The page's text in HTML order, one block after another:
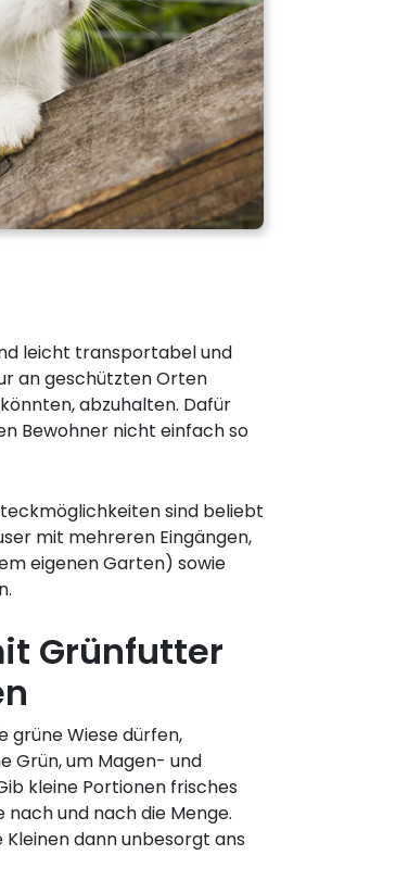
leicht transportabel und
an geschützten Orten
abzuhalten. Dafür
Bewohner nicht einfach so
sind beliebt
mit mehreren Eingängen,
eigenen Garten) sowie
Grünfutter
grüne Wiese dürfen,
Grün, um Magen- und
kleine Portionen frisches
und nach die Menge.
dann unbesorgt ans